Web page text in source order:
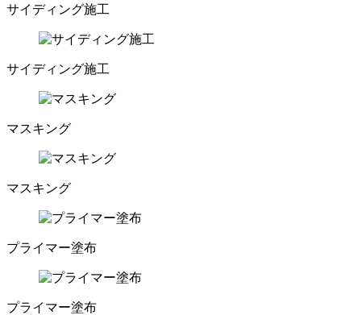
サイディング施工
サイディング施工
マスキング
マスキング
プライマー塗布
プライマー塗布